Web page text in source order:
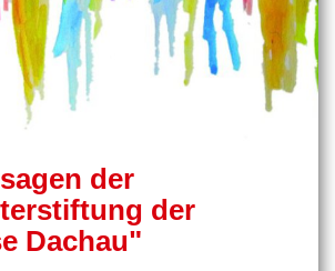
der
der
Dachau"